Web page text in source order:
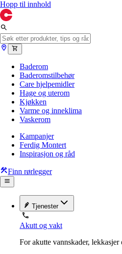
Hopp til innhold
Baderom
Baderomstilbehør
Care hjelpemidler
Hage og uterom
Kjøkken
Varme og inneklima
Vaskerom
Kampanjer
Ferdig Montert
Inspirasjon og råd
Finn rørlegger
Tjenester
Akutt og vakt
For akutte vannskader,